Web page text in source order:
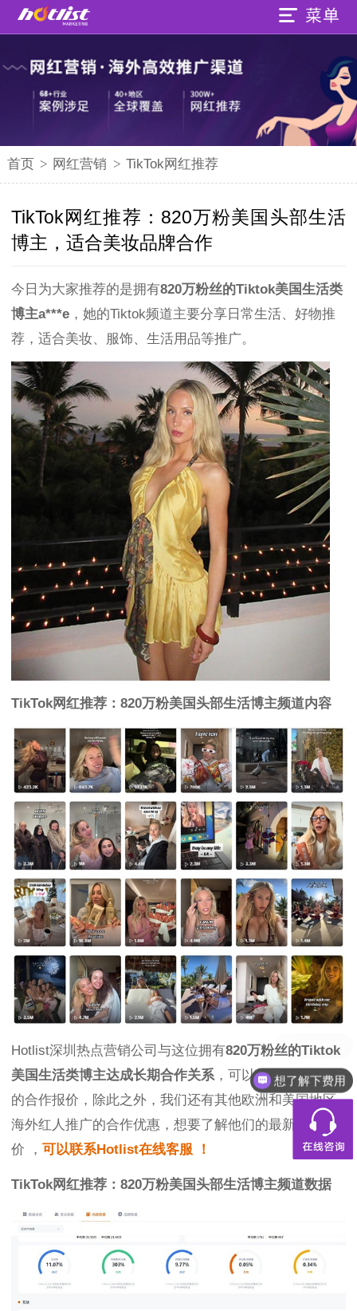
首页 > 网红营销 > TikTok网红推荐
TikTok网红推荐：820万粉美国头部生活
博主，适合美妆品牌合作
今日为大家推荐的是拥有820万粉丝的Tiktok美国生活类
博主a***e ，她的Tiktok频道主要分享日常生活、好物推
荐，适合美妆、服饰、生活用品等推广。
TikTok网红推荐：820万粉美国头部生活博主频道内容
Hotlist深圳热点营销公司与这位拥有820万粉丝的Tiktok
美国生活类博主达成长期合作关系，可以获得较为优惠
的合作报价，除此之外，我们还有其他欧洲和美国地区
海外红人推广的合作优惠，想要了解他们的最新合作报
价 ， 可以联系Hotlist在线客服 ！
TikTok网红推荐：820万粉美国头部生活博主频道数据
想了解下费用